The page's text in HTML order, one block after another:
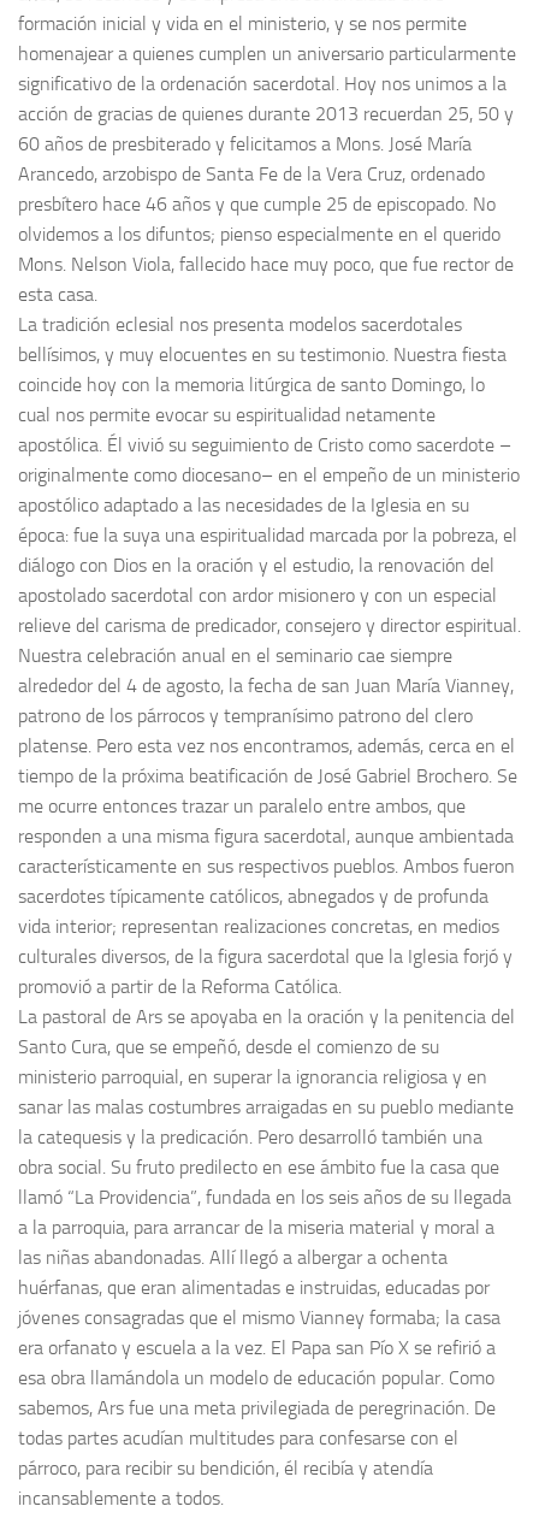
formación inicial y vida en el ministerio, y se nos permite
homenajear a quienes cumplen un aniversario particularmente
significativo de la ordenación sacerdotal. Hoy nos unimos a la
acción de gracias de quienes durante 2013 recuerdan 25, 50 y
60 años de presbiterado y felicitamos a Mons. José María
Arancedo, arzobispo de Santa Fe de la Vera Cruz, ordenado
presbítero hace 46 años y que cumple 25 de episcopado. No
olvidemos a los difuntos; pienso especialmente en el querido
Mons. Nelson Viola, fallecido hace muy poco, que fue rector de
esta casa.
La tradición eclesial nos presenta modelos sacerdotales
bellísimos, y muy elocuentes en su testimonio. Nuestra fiesta
coincide hoy con la memoria litúrgica de santo Domingo, lo
cual nos permite evocar su espiritualidad netamente
apostólica. Él vivió su seguimiento de Cristo como sacerdote –
originalmente como diocesano– en el empeño de un ministerio
apostólico adaptado a las necesidades de la Iglesia en su
época: fue la suya una espiritualidad marcada por la pobreza, el
diálogo con Dios en la oración y el estudio, la renovación del
apostolado sacerdotal con ardor misionero y con un especial
relieve del carisma de predicador, consejero y director espiritual.
Nuestra celebración anual en el seminario cae siempre
alrededor del 4 de agosto, la fecha de san Juan María Vianney,
patrono de los párrocos y tempranísimo patrono del clero
platense. Pero esta vez nos encontramos, además, cerca en el
tiempo de la próxima beatificación de José Gabriel Brochero. Se
me ocurre entonces trazar un paralelo entre ambos, que
responden a una misma figura sacerdotal, aunque ambientada
característicamente en sus respectivos pueblos. Ambos fueron
sacerdotes típicamente católicos, abnegados y de profunda
vida interior; representan realizaciones concretas, en medios
culturales diversos, de la figura sacerdotal que la Iglesia forjó y
promovió a partir de la Reforma Católica.
La pastoral de Ars se apoyaba en la oración y la penitencia del
Santo Cura, que se empeñó, desde el comienzo de su
ministerio parroquial, en superar la ignorancia religiosa y en
sanar las malas costumbres arraigadas en su pueblo mediante
la catequesis y la predicación. Pero desarrolló también una
obra social. Su fruto predilecto en ese ámbito fue la casa que
llamó “La Providencia”, fundada en los seis años de su llegada
a la parroquia, para arrancar de la miseria material y moral a
las niñas abandonadas. Allí llegó a albergar a ochenta
huérfanas, que eran alimentadas e instruidas, educadas por
jóvenes consagradas que el mismo Vianney formaba; la casa
era orfanato y escuela a la vez. El Papa san Pío X se refirió a
esa obra llamándola un modelo de educación popular. Como
sabemos, Ars fue una meta privilegiada de peregrinación. De
todas partes acudían multitudes para confesarse con el
párroco, para recibir su bendición, él recibía y atendía
incansablemente a todos.